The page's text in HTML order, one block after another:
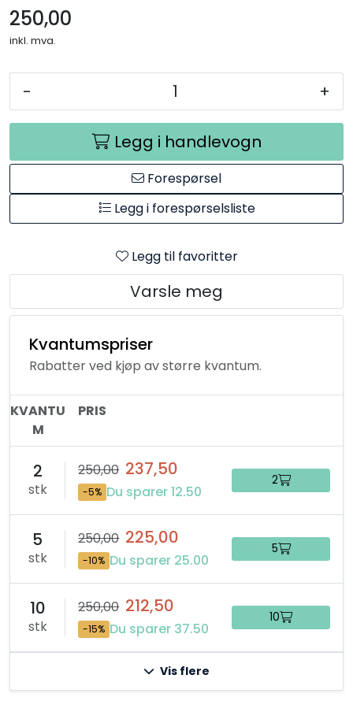
250,00
inkl. mva.
- +
Legg i handlevogn
Forespørsel
Legg i forespørselsliste
Legg til favoritter
Varsle meg
Kvantumspriser
Rabatter ved kjøp av større kvantum.
KVANTU
M
PRIS
2
stk
250,00 237,50
-5% Du sparer 12.50
2
5
stk
250,00 225,00
-10% Du sparer 25.00
5
10
stk
250,00 212,50
-15% Du sparer 37.50
10
Vis flere